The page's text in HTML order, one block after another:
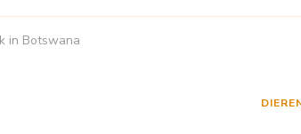
in Botswana